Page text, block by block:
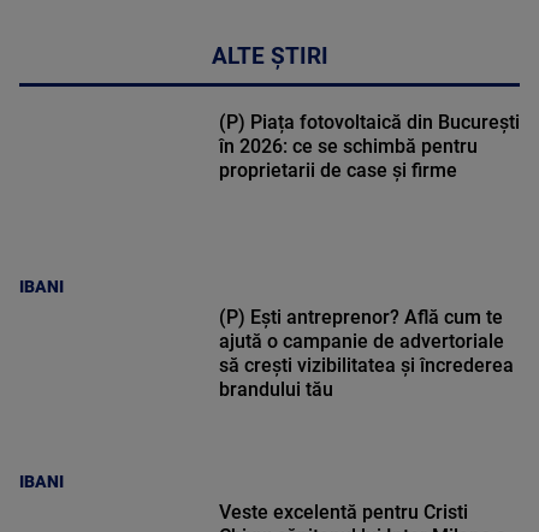
ALTE ȘTIRI
IBANI
(P) Piața fotovoltaică din București
în 2026: ce se schimbă pentru
proprietarii de case și firme
IBANI
(P) Ești antreprenor? Află cum te
ajută o campanie de advertoriale
să crești vizibilitatea și încrederea
brandului tău
Veste excelentă pentru Cristi